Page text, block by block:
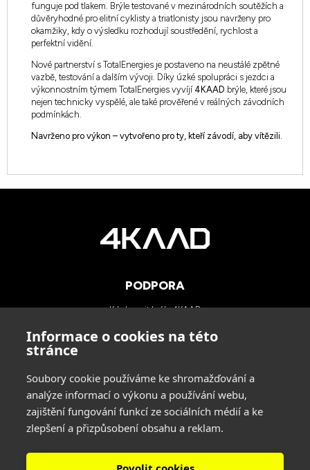
Informace o cookies na této
stránce
Soubory cookie používáme ke shromažďování a
analýze informací o výkonu a používání webu,
zajištění fungování funkcí ze sociálních médií a ke
zlepšení a přizpůsobení obsahu a reklam.
funguje pod tlakem. Brýle testované v mezinárodních soutěžích a
důvěryhodné pro elitní cyklisty a triatlonisty jsou navrženy pro
okamžiky, kdy o výsledku rozhodují soustředění, rychlost a
perfektní vidění.
Nové partnerství s TotalEnergies je postaveno na neustálé zpětné
vazbě, testování a dalším vývoji. Díky úzké spolupráci s jezdci a
výkonnostním týmem TotalEnergies vyvíjí 4KAAD brýle, které jsou
nejen technicky vyspělé, ale také prověřené v reálných závodních
podmínkách.
Navrženo pro výkon – vytvořeno pro ty, kteří závodí, aby vítězili.
PODPORA
Kde koupit brýle 4KAAD
Technologie
KONTAKTY
INA SPORT spol. s r.o.
tel: +420 545 422 431